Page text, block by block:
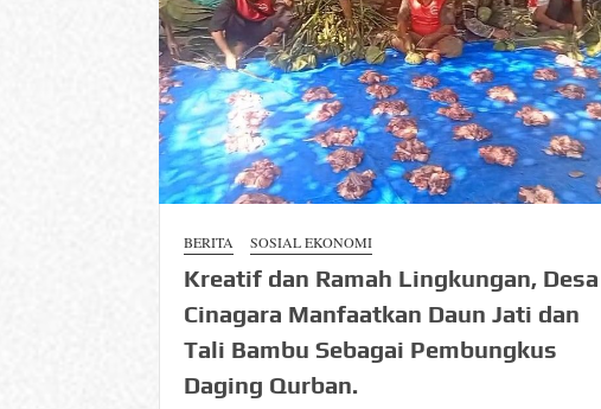
BERITA SOSIAL EKONOMI
Kreatif dan Ramah Lingkungan, Desa
Cinagara Manfaatkan Daun Jati dan
Tali Bambu Sebagai Pembungkus
Daging Qurban.